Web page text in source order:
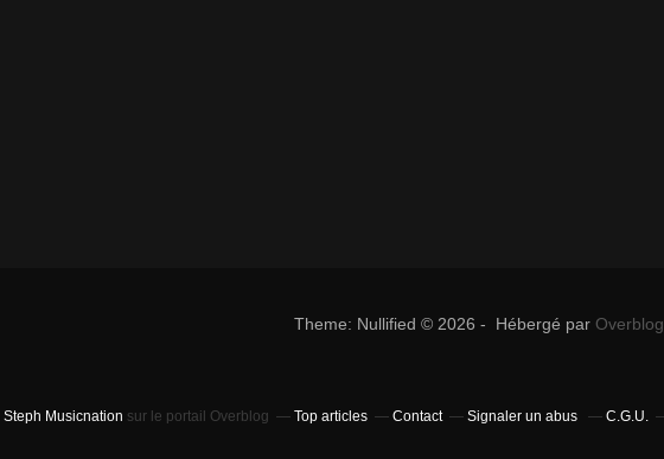
Theme: Nullified © 2026 - Hébergé par Overblog
Steph Musicnation sur le portail Overblog Top articles Contact Signaler un abus C.G.U.